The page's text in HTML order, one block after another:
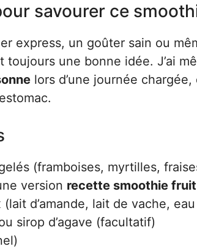
savourer ce
express, un goûter sain ou
une bonne idée. J’ai
lors d’une journée
(framboises, myrtilles,
version recette smoothie
d’amande, lait de vache,
sirop d’agave (facultatif)